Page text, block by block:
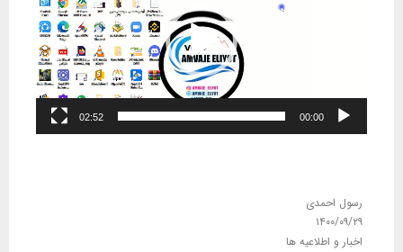
00:00
02:52
رسول احمدی
۱۴۰۰/۰۹/۲۹
اخبار و اطلاعیه ها